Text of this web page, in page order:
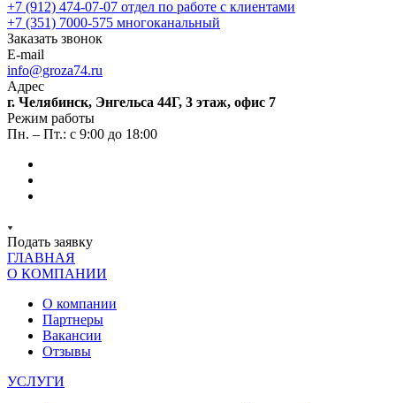
+7 (912) 474-07-07 отдел по работе с клиентами
+7 (351) 7000-575 многоканальный
Заказать звонок
E-mail
info@groza74.ru
Адрес
г. Челябинск, Энгельса 44Г, 3 этаж, офис 7
Режим работы
Пн. – Пт.: с 9:00 до 18:00
Подать заявку
ГЛАВНАЯ
О КОМПАНИИ
О компании
Партнеры
Вакансии
Отзывы
УСЛУГИ